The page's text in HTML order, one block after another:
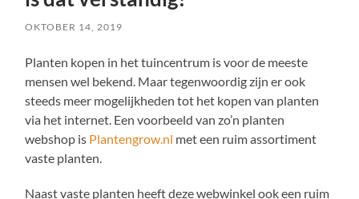
OKTOBER 14, 2019
Planten kopen in het tuincentrum is voor de meeste
mensen wel bekend. Maar tegenwoordig zijn er ook
steeds meer mogelijkheden tot het kopen van planten
via het internet. Een voorbeeld van zo’n planten
webshop is Plantengrow.nl met een ruim assortiment
vaste planten.
Naast vaste planten heeft deze webwinkel ook een ruim